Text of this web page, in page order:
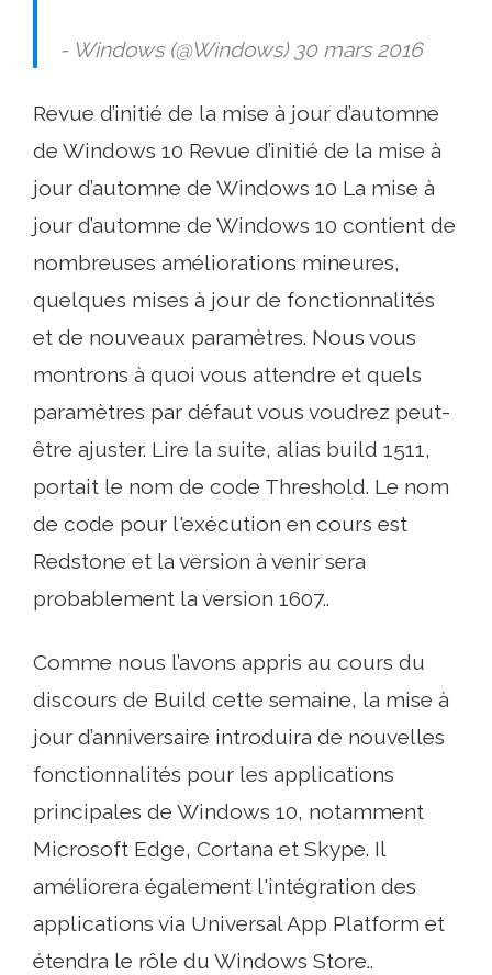
- Windows (@Windows) 30 mars 2016
Revue d’initié de la mise à jour d’automne
de Windows 10 Revue d’initié de la mise à
jour d’automne de Windows 10 La mise à
jour d’automne de Windows 10 contient de
nombreuses améliorations mineures,
quelques mises à jour de fonctionnalités
et de nouveaux paramètres. Nous vous
montrons à quoi vous attendre et quels
paramètres par défaut vous voudrez peut-
être ajuster. Lire la suite, alias build 1511,
portait le nom de code Threshold. Le nom
de code pour l'exécution en cours est
Redstone et la version à venir sera
probablement la version 1607..
Comme nous l’avons appris au cours du
discours de Build cette semaine, la mise à
jour d’anniversaire introduira de nouvelles
fonctionnalités pour les applications
principales de Windows 10, notamment
Microsoft Edge, Cortana et Skype. Il
améliorera également l'intégration des
applications via Universal App Platform et
étendra le rôle du Windows Store..